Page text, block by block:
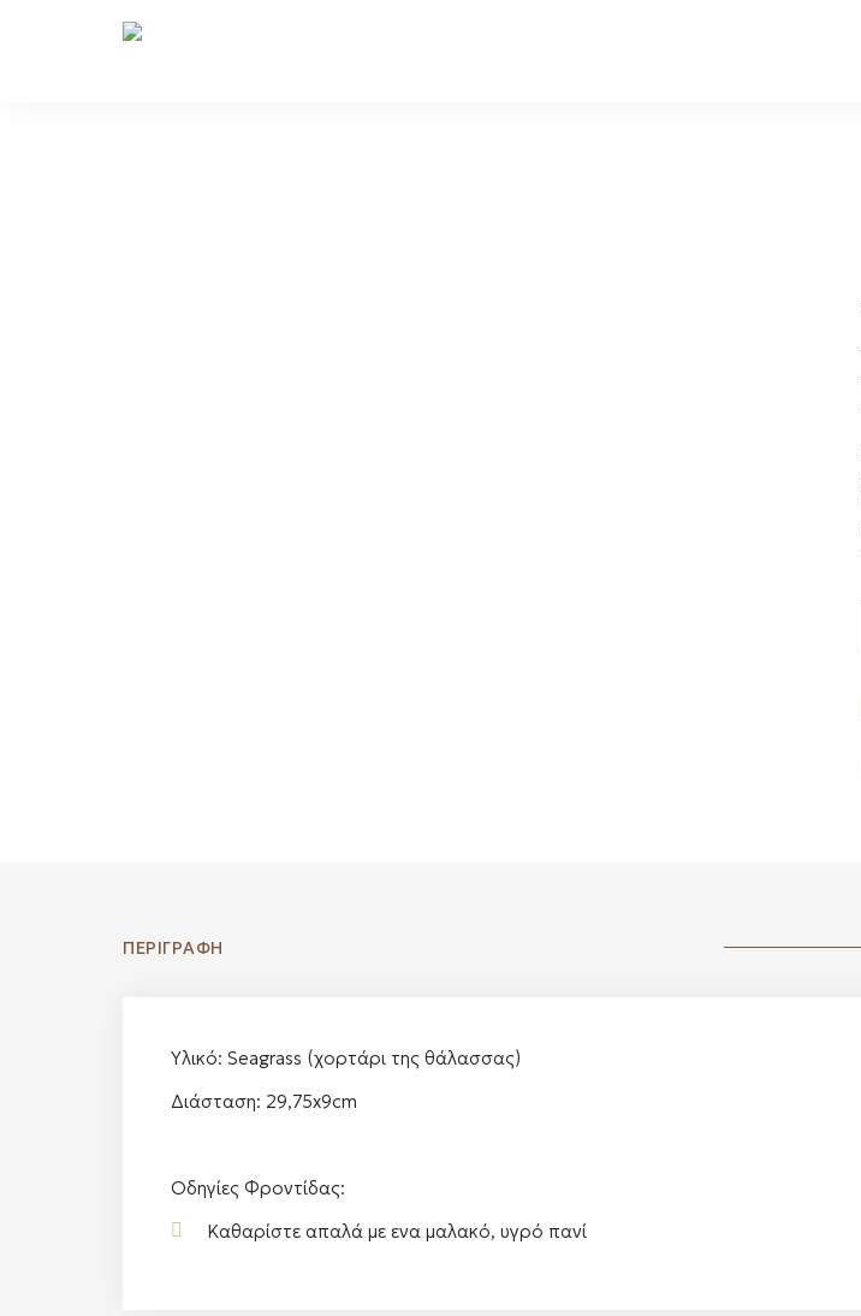
ΠΕΡΙΓΡΑΦΉ
Υλικό: Seagrass (χορτάρι της θάλασσας)
Διάσταση: 29,75x9cm
Οδηγίες Φροντίδας:
Καθαρίστε απαλά με ενα μαλακό, υγρό πανί